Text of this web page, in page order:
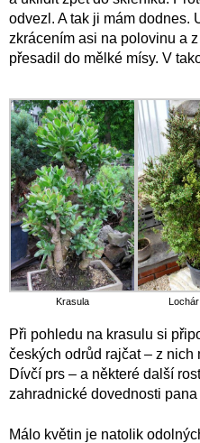
odvezl. A tak ji mám dodnes.
zkrácením asi na polovinu a
přesadil do mělké mísy. V
Krasula
Při pohledu na krasulu si
českých odrůd rajčat – z
Dívčí prs – a některé další
zahradnické dovednosti pana
Málo květin je natolik